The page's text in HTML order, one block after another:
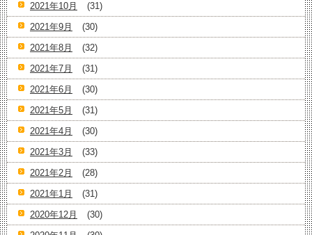
2021年10月
(31)
2021年9月
(30)
2021年8月
(32)
2021年7月
(31)
2021年6月
(30)
2021年5月
(31)
2021年4月
(30)
2021年3月
(33)
2021年2月
(28)
2021年1月
(31)
2020年12月
(30)